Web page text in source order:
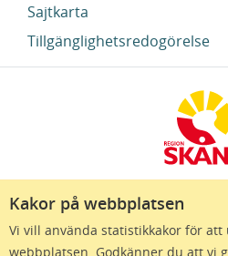
Kakor på webbplatsen
Vi vill använda statistikkakor för
webbplatsen. Godkänner du att vi
Sajtkarta
Tillgänglighetsredogörelse
Region Skåne finns till för
ska må bra och känna